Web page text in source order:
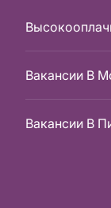
Вакансии В
Вакансии В